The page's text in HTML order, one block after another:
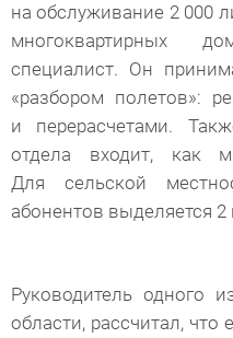
на обслуживание 2 000
многоквартирных
специалист. Он
«разбором полетов»:
и перерасчетами.
отдела входит, как
Для сельской
абонентов выделяется 2
Руководитель одного
области, рассчитал,